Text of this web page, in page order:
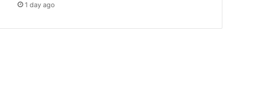
1 day ago